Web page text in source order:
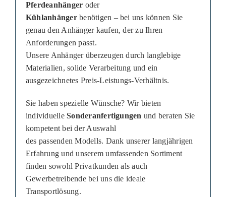
Pferdeanhänger oder
Kühlanhängerbenötigen – bei uns können Sie
genau den Anhänger kaufen, der zu Ihren
Anforderungen passt.
Unsere Anhänger überzeugen durch langlebige
Materialien, solide Verarbeitung und ein
ausgezeichnetes Preis-Leistungs-Verhältnis.
Sie haben spezielle Wünsche? Wir bieten
individuelleSonderanfertigungen und beraten Sie
kompetent bei der Auswahl
des passenden Modells. Dank unserer langjährigen
Erfahrung und unserem umfassenden Sortiment
finden sowohl Privatkunden als auch
Gewerbetreibende bei uns die ideale
Transportlösung.